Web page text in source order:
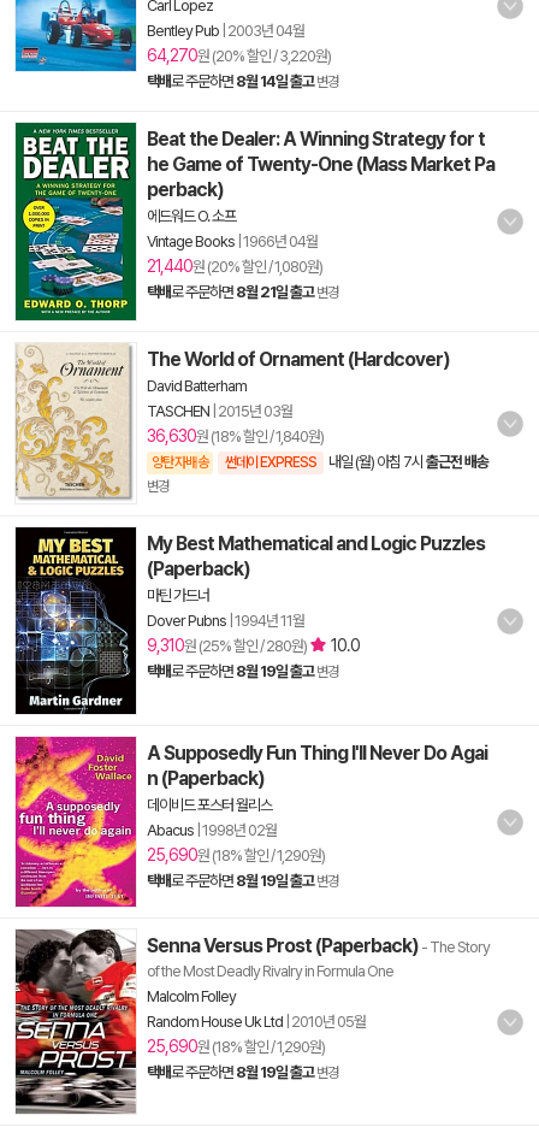
Carl Lopez
Bentley Pub 2003년 04월
64,270원 (20% 할인 / 3,220원)
택배로 주문하면 8월 14일 출고 변경
Beat the Dealer: A Winning Strategy for t
he Game of Twenty-One (Mass Market Pa
perback)
에드워드 O. 소프
Vintage Books 1966년 04월
21,440원 (20% 할인 / 1,080원)
택배로 주문하면 8월 21일 출고 변경
The World of Ornament (Hardcover)
David Batterham
TASCHEN 2015년 03월
36,630원 (18% 할인 / 1,840원)
양탄자배송 썬데이 EXPRESS 내일 (월) 아침 7시 출근전 배송
변경
My Best Mathematical and Logic Puzzles
(Paperback)
마틴 가드너
Dover Pubns 1994년 11월
9,310원 (25% 할인 / 280원) 10.0
택배로 주문하면 8월 19일 출고 변경
A Supposedly Fun Thing I'll Never Do Agai
n (Paperback)
데이비드 포스터 월리스
Abacus 1998년 02월
25,690원 (18% 할인 / 1,290원)
택배로 주문하면 8월 19일 출고 변경
Senna Versus Prost (Paperback) - The Story
of the Most Deadly Rivalry in Formula One
Malcolm Folley
Random House Uk Ltd 2010년 05월
25,690원 (18% 할인 / 1,290원)
택배로 주문하면 8월 19일 출고 변경